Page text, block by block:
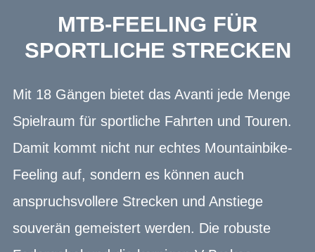
MTB-FEELING FÜR
SPORTLICHE STRECKEN
Mit 18 Gängen bietet das Avanti jede Menge
Spielraum für sportliche Fahrten und Touren.
Damit kommt nicht nur echtes Mountainbike-
Feeling auf, sondern es können auch
anspruchsvollere Strecken und Anstiege
souverän gemeistert werden. Die robuste